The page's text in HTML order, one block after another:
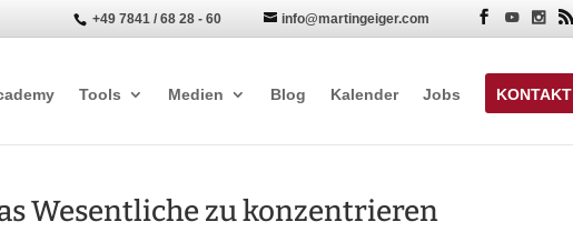
+49 7841 / 68 28 - 60 info@martingeiger.com  
Tools Medien Blog Kalender Jobs KONTAKT
Wesentliche zu konzentrieren